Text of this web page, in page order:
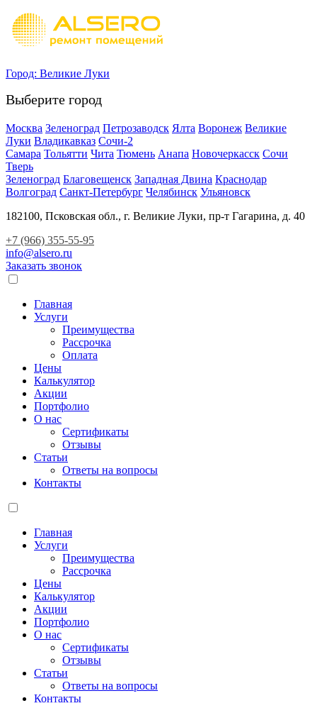
Город: Великие Луки
Выберите город
Москва Зеленоград Петрозаводск Ялта Воронеж Великие
Луки Владикавказ Сочи-2
Самара Тольятти Чита Тюмень Анапа Новочеркасск Сочи
Тверь
Зеленоград Благовещенск Западная Двина Краснодар
Волгоград Санкт-Петербург Челябинск Ульяновск
182100, Псковская обл., г. Великие Луки, пр-т Гагарина, д. 40
+7 (966) 355-55-95
info@alsero.ru
Заказать звонок
Главная
Услуги
Преимущества
Рассрочка
Оплата
Цены
Калькулятор
Акции
Портфолио
О нас
Сертификаты
Отзывы
Статьи
Ответы на вопросы
Контакты
Главная
Услуги
Преимущества
Рассрочка
Цены
Калькулятор
Акции
Портфолио
О нас
Сертификаты
Отзывы
Статьи
Ответы на вопросы
Контакты